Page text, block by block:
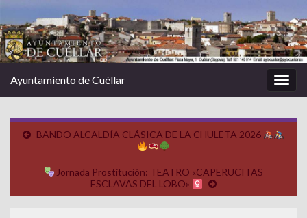
la
Ayuntamiento de Cuéllar
BANDO ALCALDÍA CLÁSICA DE LA CHULETA 2026
Jornada Prostitución: TEATRO «CAPERUCITAS
ESCLAVAS DEL LOBO»